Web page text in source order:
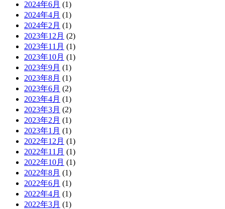
2024年6月 (1)
2024年4月 (1)
2024年2月 (1)
2023年12月 (2)
2023年11月 (1)
2023年10月 (1)
2023年9月 (1)
2023年8月 (1)
2023年6月 (2)
2023年4月 (1)
2023年3月 (2)
2023年2月 (1)
2023年1月 (1)
2022年12月 (1)
2022年11月 (1)
2022年10月 (1)
2022年8月 (1)
2022年6月 (1)
2022年4月 (1)
2022年3月 (1)